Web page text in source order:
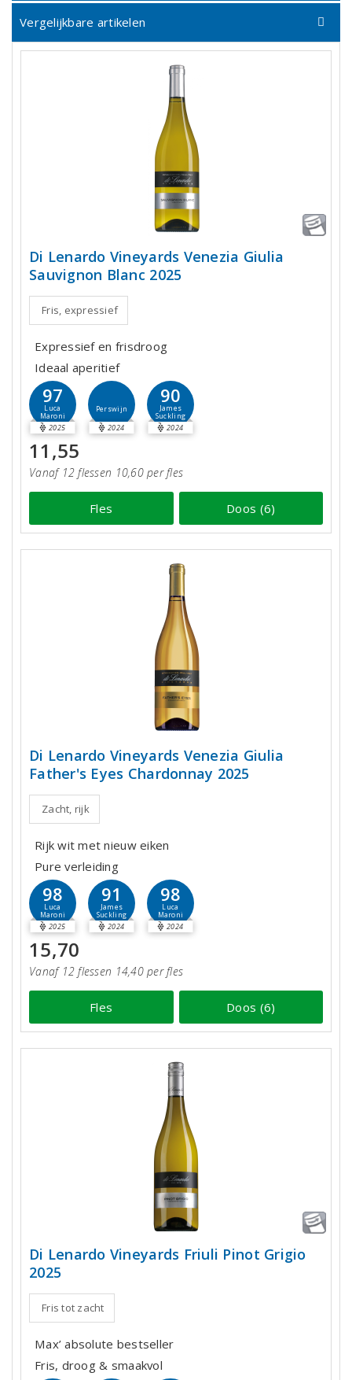
Vergelijkbare artikelen
Di Lenardo Vineyards Venezia Giulia
Sauvignon Blanc 2025
Fris, expressief
Expressief en frisdroog
Ideaal aperitief
97
Luca
Maroni
2025
Perswijn
2024
90
James
Suckling
2024
11,55
Vanaf 12 flessen 10,60 per fles
Fles Doos (6)
Di Lenardo Vineyards Venezia Giulia
Father's Eyes Chardonnay 2025
Zacht, rijk
Rijk wit met nieuw eiken
Pure verleiding
98
Luca
Maroni
2025
91
James
Suckling
2024
98
Luca
Maroni
2024
15,70
Vanaf 12 flessen 14,40 per fles
Fles Doos (6)
Di Lenardo Vineyards Friuli Pinot Grigio
2025
Fris tot zacht
Max’ absolute bestseller
Fris, droog & smaakvol